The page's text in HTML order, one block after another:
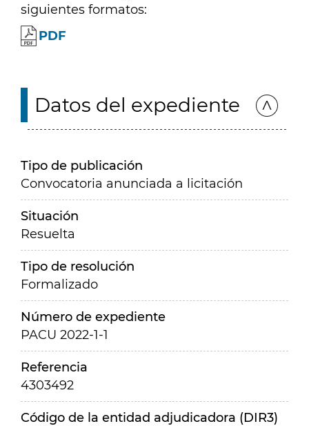
siguientes formatos:
PDF
Datos del expediente
Tipo de publicación
Convocatoria anunciada a licitación
Situación
Resuelta
Tipo de resolución
Formalizado
Número de expediente
PACU 2022-1-1
Referencia
4303492
Código de la entidad adjudicadora (DIR3)